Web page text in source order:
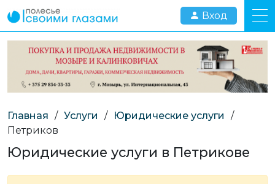
Вход
Главная / Услуги / Юридические услуги
/
Петриков
Юридические услуги в Петрикове